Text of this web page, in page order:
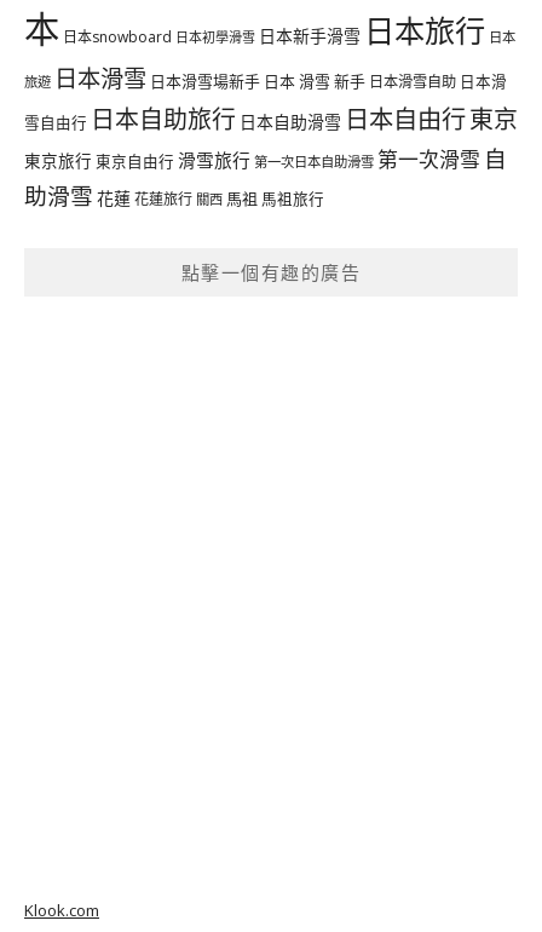
本 日本snowboard 日本初學滑雪 日本新手滑雪 日本旅行 日本
旅遊 日本滑雪 日本滑雪場新手 日本 滑雪 新手 日本滑雪自助 日本滑
雪自由行 日本自助旅行 日本自助滑雪 日本自由行東京
東京旅行 東京自由行 滑雪旅行 第一次日本自助滑雪 第一次滑雪 自
助滑雪 花蓮花蓮旅行 關西 馬祖 馬祖旅行
點擊一個有趣的廣告
Klook.com